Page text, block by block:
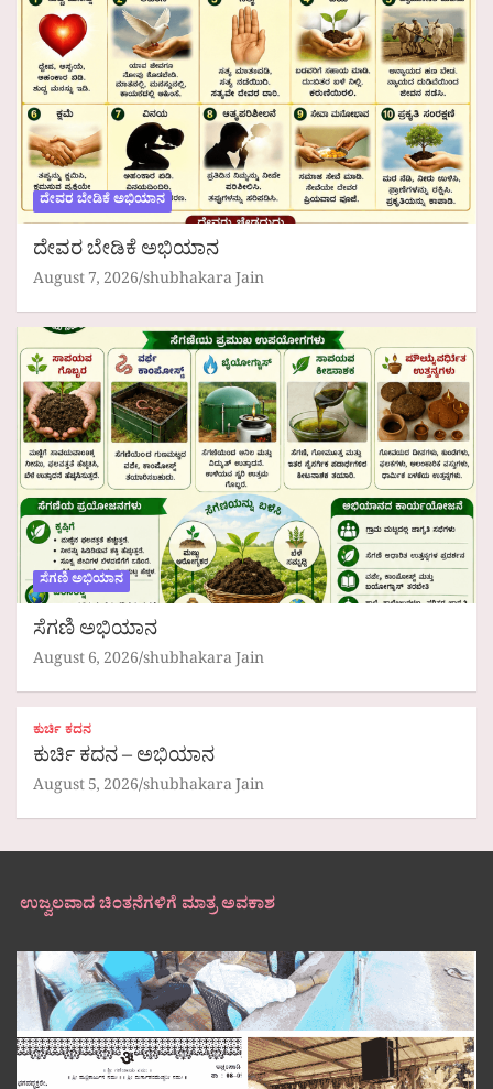
ದೇವರ ಬೇಡಿಕೆ ಅಭಿಯಾನ
ದೇವರ ಬೇಡಿಕೆ ಅಭಿಯಾನ
August 7, 2026 shubhakara Jain
ಸೆಗಣಿ ಅಭಿಯಾನ
ಸೆಗಣಿ ಅಭಿಯಾನ
August 6, 2026 shubhakara Jain
ಕುರ್ಚಿ ಕದನ
ಕುರ್ಚಿ ಕದನ – ಅಭಿಯಾನ
August 5, 2026 shubhakara Jain
ಉಜ್ವಲವಾದ ಚಿಂತನೆಗಳಿಗೆ ಮಾತ್ರ ಅವಕಾಶ